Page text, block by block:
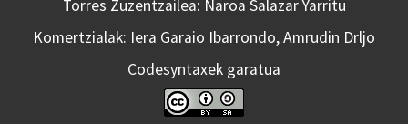
Torres Zuzentzailea: Naroa Salazar Yarritu
Komertzialak: Iera Garaio Ibarrondo, Amrudin Drljo
Codesyntaxek garatua